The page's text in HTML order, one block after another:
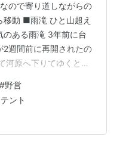
ので寄り道しながらの
移動 ■雨滝 ひと山超え
のある雨滝 3年前に台
2週間前に再開されたの
河原へ下りてゆくと左
い豪快さ 滝つぼ迄近
ンをたっぷり浴びれ
所は谷からのヒンヤ
わずうたた寝してしま
#野営
ント